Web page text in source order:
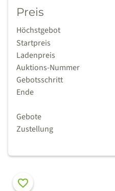
Preis
Höchstgebot
Startpreis
Ladenpreis
Auktions-Nummer
Gebotsschritt
Ende
Gebote
Zustellung
Merken